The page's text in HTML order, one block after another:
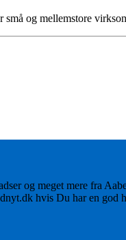
og mellemstore
og meget mere fra
hvis Du har en god